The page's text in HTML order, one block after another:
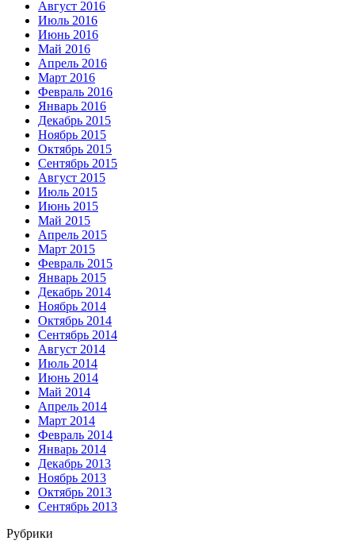
Август 2016
Июль 2016
Июнь 2016
Май 2016
Апрель 2016
Март 2016
Февраль 2016
Январь 2016
Декабрь 2015
Ноябрь 2015
Октябрь 2015
Сентябрь 2015
Август 2015
Июль 2015
Июнь 2015
Май 2015
Апрель 2015
Март 2015
Февраль 2015
Январь 2015
Декабрь 2014
Ноябрь 2014
Октябрь 2014
Сентябрь 2014
Август 2014
Июль 2014
Июнь 2014
Май 2014
Апрель 2014
Март 2014
Февраль 2014
Январь 2014
Декабрь 2013
Ноябрь 2013
Октябрь 2013
Сентябрь 2013
Рубрики